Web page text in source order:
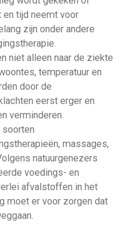
tijd neemt voor
zijn onder andere
niet alleen naar de ziekte
temperatuur en
door de
eerst erger en
verminderen.
soorten
massages,
natuurgenezers
voedings- en
afvalstoffen in het
moet er voor zorgen dat